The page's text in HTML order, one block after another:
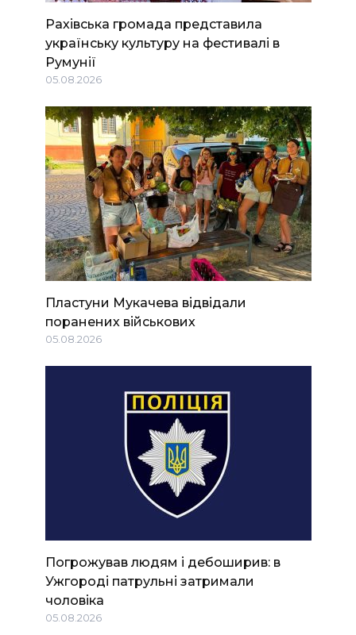
Рахівська громада представила
українську культуру на фестивалі в
Румунії
05.08.2026
Пластуни Мукачева відвідали
поранених військових
05.08.2026
Погрожував людям і дебоширив: в
Ужгороді патрульні затримали
чоловіка
05.08.2026